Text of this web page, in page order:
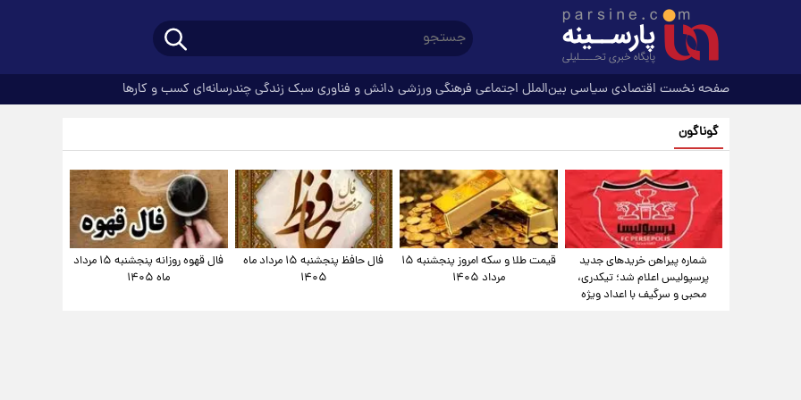
صفحه نخست اقتصادی سیاسی بین‌الملل اجتماعی فرهنگیورزشی دانش و فناوری سبک زندگیچندرسانه‌ای کسب و کارها
گوناگون
شماره پیراهن خریدهای جدید
پرسپولیس اعلام شد؛ تیکدری،
محبی و سرگیف با اعداد ویژه
قیمت طلا و سکه امروز پنجشنبه ۱۵
مرداد ۱۴۰۵
فال حافظ پنجشنبه ۱۵ مرداد ماه
۱۴۰۵
فال قهوه روزانه پنجشنبه ۱۵ مرداد
ماه ۱۴۰۵